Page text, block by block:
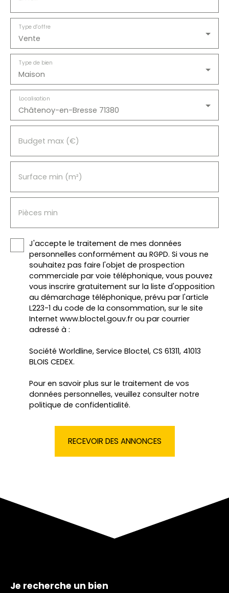
vitrage PVC, assurant confort et efficacité. Une
propriété de charme, rare sur le secteur, qui
conjugue cachet, espace et qualité de vie.
Vente
Type d'offre
Maison
Type de bien
Châtenoy-en-Bresse 71380
Localisation
Budget max (€)
Surface min (m²)
Pièces min
J'accepte le traitement de mes données
personnelles conformément au RGPD. Si vous ne
souhaitez pas faire l'objet de prospection
commerciale par voie téléphonique, vous pouvez
vous inscrire gratuitement sur la liste d'opposition
au démarchage téléphonique, prévu par l'article
L223-1 du code de la consommation, sur le site
Internet www.bloctel.gouv.fr ou par courrier
adressé à :
Société Worldline, Service Bloctel, CS 61311, 41013
BLOIS CEDEX.
Pour en savoir plus sur le traitement de vos
données personnelles, veuillez consulter notre
politique de confidentialité.
RECEVOIR DES ANNONCES
Je recherche un bien